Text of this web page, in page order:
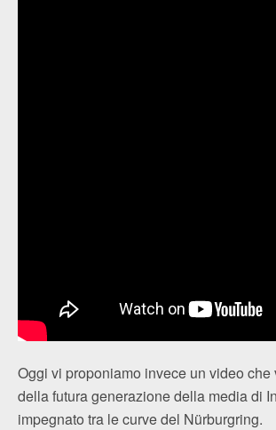
Oggi vi proponiamo invece un video che
della futura generazione della media di
impegnato tra le curve del Nürburgring.